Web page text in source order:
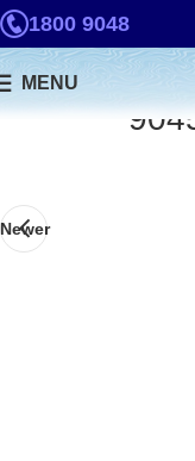
1800 9048
MENU
Newer